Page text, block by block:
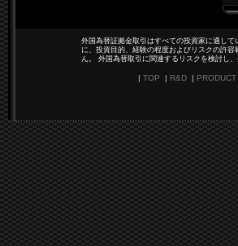
外国為替証拠金取引はすべての投資家に適し
に、投資目的、経験の程度およびリスクの許
ん。 外国為替取引に関連するリスクを検討し
| TOP | R&D| PRODUCT